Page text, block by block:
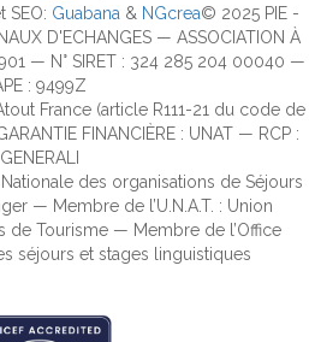
SEO: Guabana & NGcrea© 2025 PIE -
D'ECHANGES — ASSOCIATION À
— N° SIRET : 324 285 204 00040 —
: 9499Z
France (article R111-21 du code de
FINANCIÈRE : UNAT — RCP :
GENERALI
Nationale des organisations de Séjours
— Membre de l’U.N.A.T. : Union
de Tourisme — Membre de l’Office
séjours et stages linguistiques